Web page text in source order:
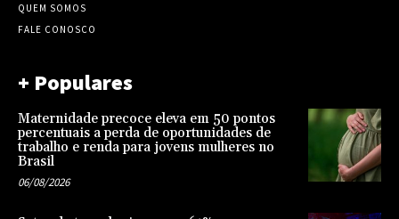
QUEM SOMOS
FALE CONOSCO
+ Populares
Maternidade precoce eleva em 50 pontos
percentuais a perda de oportunidades de
trabalho e renda para jovens mulheres no
Brasil
06/08/2026